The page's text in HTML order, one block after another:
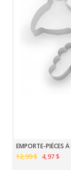
EMPORTE-PIÈCES
12,99 $ 4,97 $